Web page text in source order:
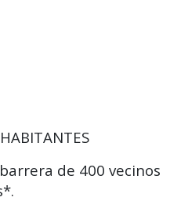
de 400 vecinos